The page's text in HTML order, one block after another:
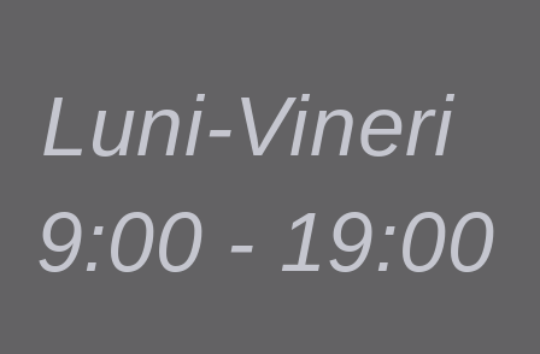
Luni-Vineri
9:00 - 19:00